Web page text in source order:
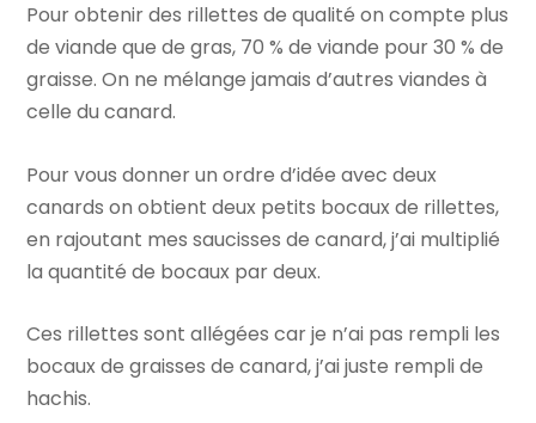
Pour obtenir des rillettes de qualité on compte plus
de viande que de gras, 70 % de viande pour 30 % de
graisse. On ne mélange jamais d’autres viandes à
celle du canard.
Pour vous donner un ordre d’idée avec deux
canards on obtient deux petits bocaux de rillettes,
en rajoutant mes saucisses de canard, j’ai multiplié
la quantité de bocaux par deux.
Ces rillettes sont allégées car je n’ai pas rempli les
bocaux de graisses de canard, j’ai juste rempli de
hachis.